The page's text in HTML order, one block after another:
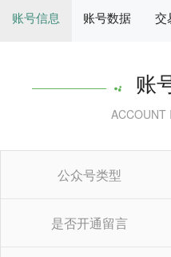
账号信息 账号数据 交
账
ACCOUNT
公众号类型
是否开通留言